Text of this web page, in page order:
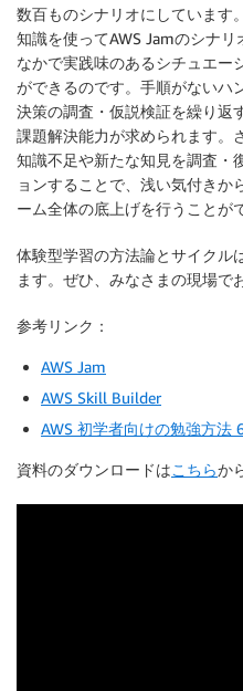
数百ものシナリオにしています
知識を使ってAWS Jamのシナ
なかで実践味のあるシチュエー
ができるのです。手順がないハ
決策の調査・仮説検証を繰り返
課題解決能力が求められます。
知識不足や新たな知見を調査・
ョンすることで、浅い気付きか
ーム全体の底上げを行うことが
体験型学習の方法論とサイクル
ます。ぜひ、みなさまの現場で
参考リンク：
AWS Jam
AWS Skill Builder
AWS 初学者向けの勉強方法
資料のダウンロードはこちらか